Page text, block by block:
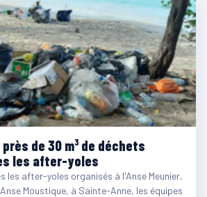
de 30 m³ de déchets
les after-yoles
les after-yoles organisés à l'Anse Meunier,
Moustique, à Sainte-Anne, les équipes